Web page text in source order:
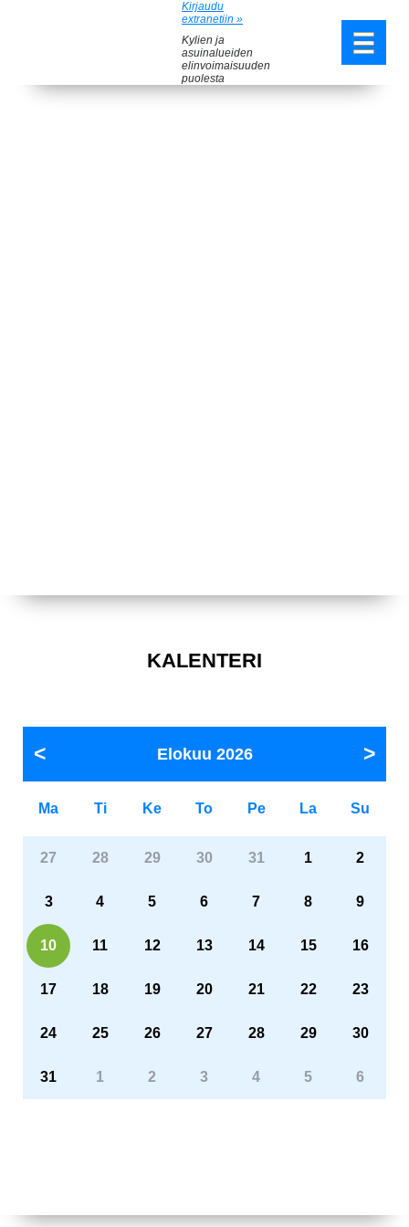
Kirjaudu
extranetiin »
Kylien ja
asuinalueiden
elinvoimaisuuden
puolesta
KALENTERI
Elokuu 2026
Ma Ti Ke To Pe La Su
27 28 29 30 31 1 2
3 4 5 6 7 8 9
10 11 12 13 14 15 16
17 18 19 20 21 22 23
24 25 26 27 28 29 30
31 1 2 3 4 5 6